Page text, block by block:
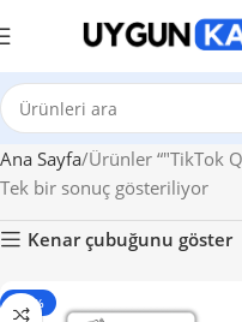
Ana Sayfa Ürünler “"TikTok
Tek bir sonuç gösteriliyor
Kenar çubuğunu göster
- 50%